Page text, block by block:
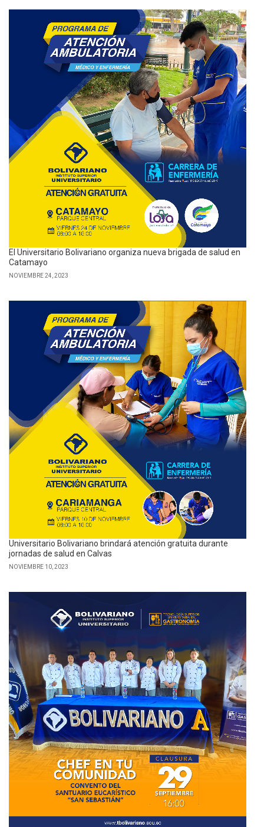
El Universitario Bolivariano organiza nueva brigada de salud en
Catamayo
NOVIEMBRE 24, 2023
Universitario Bolivariano brindará atención gratuita durante
jornadas de salud en Calvas
NOVIEMBRE 10, 2023